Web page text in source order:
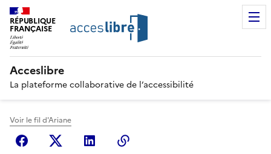
RÉPUBLIQUE
FRANÇAISE
Acceslibre
La plateforme collaborative de l’accessibilité
Voir le fil d'Ariane
FacebookX (anciennement Twitter)
Linkedin